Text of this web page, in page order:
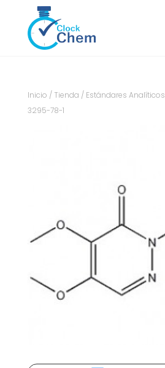
Inicio / Tienda / Estándares Analíticos
3295-78-1